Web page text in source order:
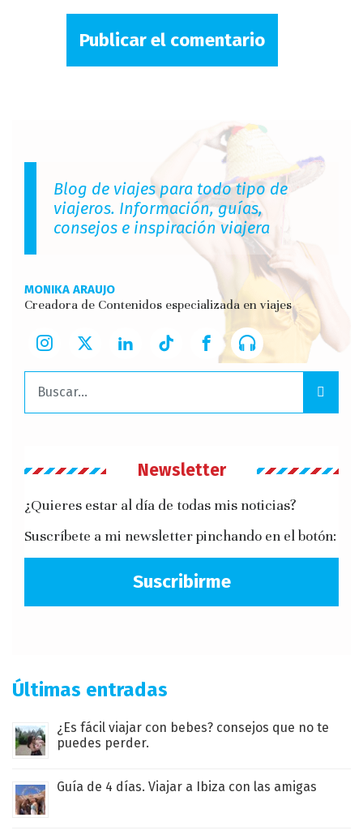
Blog de viajes para todo tipo de
viajeros. Información, guías,
consejos e inspiración viajera
MONIKA ARAUJO
Creadora de Contenidos especializada en viajes
Newsletter
¿Quieres estar al día de todas mis noticias?
Suscríbete a mi newsletter pinchando en el botón:
Suscribirme
Últimas entradas
¿Es fácil viajar con bebes? consejos que no te
puedes perder.
Guía de 4 días. Viajar a Ibiza con las amigas